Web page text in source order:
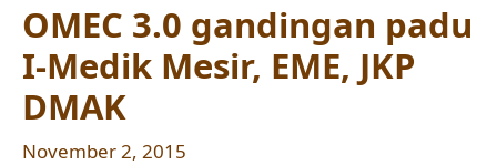
OMEC 3.0 gandingan padu
I-Medik Mesir, EME, JKP
DMAK
November 2, 2015